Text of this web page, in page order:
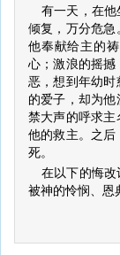
有一天，在
倾复，万分危
他奉献给主的
心；激浪的摇
恶，想到年幼
的爱子，却为
禁大声的呼求
他的救主。之
死。
在以下的悔
被神的怜悯、恩